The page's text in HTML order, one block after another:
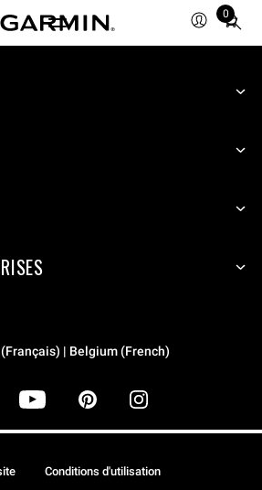
0
Total
items
cart:
| Belgium (French)
Conditions d'utilisation